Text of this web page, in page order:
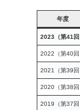
年度
2023（第41回
2022（第40回
2021（第39回
2020（第38回
2019（第37回